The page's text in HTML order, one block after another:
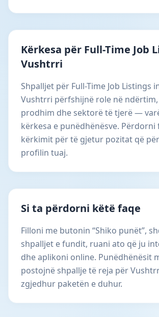
Kërkesa për Full-Time Job
Vushtrri
Shpalljet për Full-Time Job Listings
Vushtrri përfshijnë role në
prodhim dhe sektorë të tjerë —
kërkesa e punëdhënësve.
kërkimit për të gjetur pozitat që
profilin tuaj.
Si ta përdorni këtë faqe
Filloni me butonin “Shiko punët”,
shpalljet e fundit, ruani ato që ju
dhe aplikoni online. Punëdhënësit
postojnë shpallje të reja për
zgjedhur paketën e duhur.